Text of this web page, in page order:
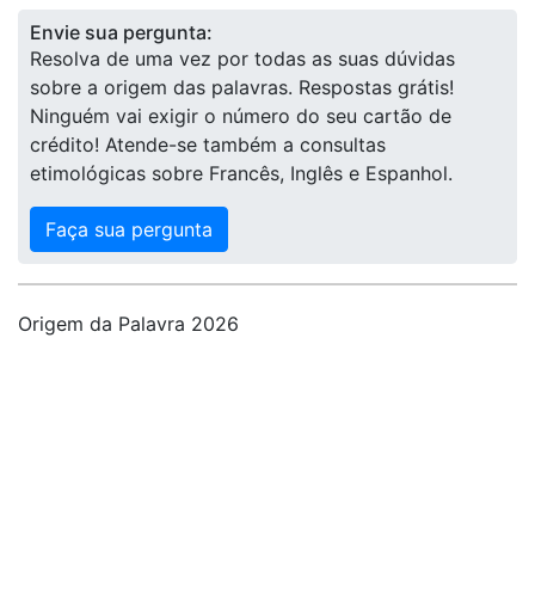
Envie sua pergunta:
Resolva de uma vez por todas as suas dúvidas
sobre a origem das palavras. Respostas grátis!
Ninguém vai exigir o número do seu cartão de
crédito! Atende-se também a consultas
etimológicas sobre Francês, Inglês e Espanhol.
Faça sua pergunta
Origem da Palavra 2026